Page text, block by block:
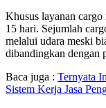
Khusus layanan
15 hari. Sejumlah
melalui udara meski
dibandingkan dengan
Baca juga : Ternyata
Sistem Kerja Jasa